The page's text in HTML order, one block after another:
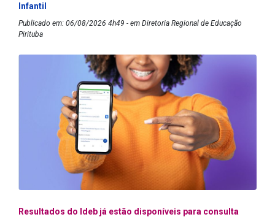
Infantil
Publicado em: 06/08/2026 4h49 - em Diretoria Regional de Educação
Pirituba
Resultados do Ideb já estão disponíveis para consulta